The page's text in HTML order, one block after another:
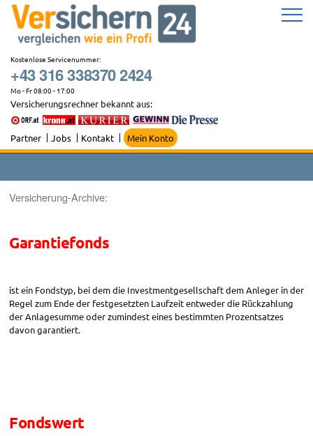
Zum
Inhalt
springen
Kostenlose Servicenummer:
+43 316 338370 2424
Mo - Fr 08:00 - 17:00
Versicherungsrechner bekannt aus:
Partner Jobs Kontakt Mein Konto
Versicherung-Archive:
Garantiefonds
ist ein Fondstyp, bei dem die Investmentgesellschaft dem Anleger in der
Regel zum Ende der festgesetzten Laufzeit entweder die Rückzahlung
der Anlagesumme oder zumindest eines bestimmten Prozentsatzes
davon garantiert.
Fondswert